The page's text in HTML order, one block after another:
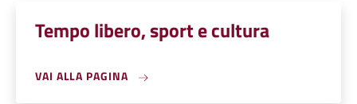
Tempo libero, sport e cultura
VAI ALLA PAGINA